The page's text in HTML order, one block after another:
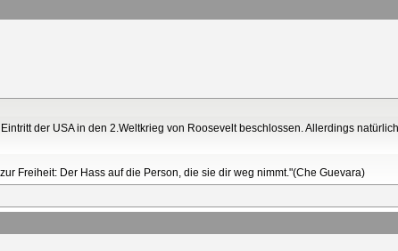
der USA in den 2.Weltkrieg von Roosevelt beschlossen. Allerdings
Freiheit: Der Hass auf die Person, die sie dir weg nimmt."(Che Guevara)